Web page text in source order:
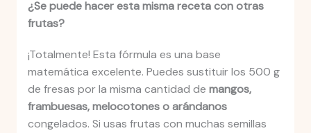
¿Se puede hacer esta misma receta con otras
frutas?
¡Totalmente! Esta fórmula es una base
matemática excelente. Puedes sustituir los 500 g
de fresas por la misma cantidad de mangos,
frambuesas, melocotones o arándanos
congelados. Si usas frutas con muchas semillas